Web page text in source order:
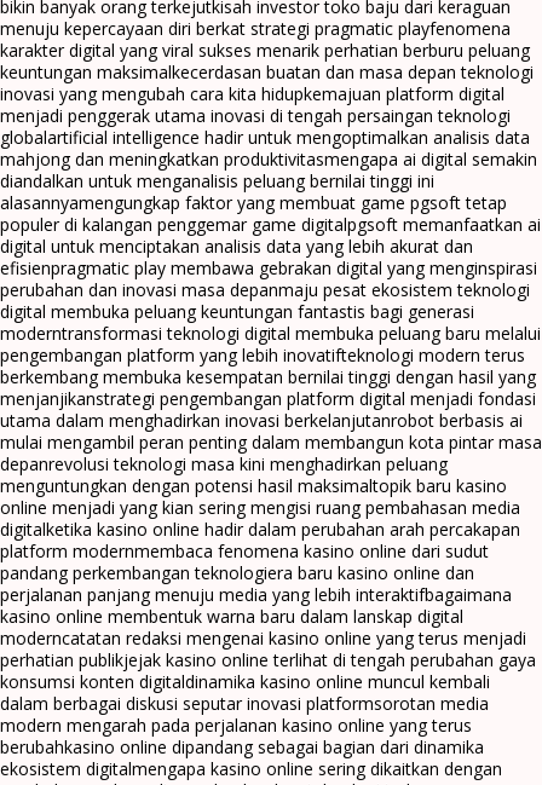
bikin banyak orang terkejutkisah investor toko baju dari keraguan
menuju kepercayaan diri berkat strategi pragmatic playfenomena
karakter digital yang viral sukses menarik perhatian berburu peluang
keuntungan maksimalkecerdasan buatan dan masa depan teknologi
inovasi yang mengubah cara kita hidupkemajuan platform digital
menjadi penggerak utama inovasi di tengah persaingan teknologi
globalartificial intelligence hadir untuk mengoptimalkan analisis data
mahjong dan meningkatkan produktivitasmengapa ai digital semakin
diandalkan untuk menganalisis peluang bernilai tinggi ini
alasannyamengungkap faktor yang membuat game pgsoft tetap
populer di kalangan penggemar game digitalpgsoft memanfaatkan ai
digital untuk menciptakan analisis data yang lebih akurat dan
efisienpragmatic play membawa gebrakan digital yang menginspirasi
perubahan dan inovasi masa depanmaju pesat ekosistem teknologi
digital membuka peluang keuntungan fantastis bagi generasi
moderntransformasi teknologi digital membuka peluang baru melalui
pengembangan platform yang lebih inovatifteknologi modern terus
berkembang membuka kesempatan bernilai tinggi dengan hasil yang
menjanjikanstrategi pengembangan platform digital menjadi fondasi
utama dalam menghadirkan inovasi berkelanjutanrobot berbasis ai
mulai mengambil peran penting dalam membangun kota pintar masa
depanrevolusi teknologi masa kini menghadirkan peluang
menguntungkan dengan potensi hasil maksimaltopik baru kasino
online menjadi yang kian sering mengisi ruang pembahasan media
digitalketika kasino online hadir dalam perubahan arah percakapan
platform modernmembaca fenomena kasino online dari sudut
pandang perkembangan teknologiera baru kasino online dan
perjalanan panjang menuju media yang lebih interaktifbagaimana
kasino online membentuk warna baru dalam lanskap digital
moderncatatan redaksi mengenai kasino online yang terus menjadi
perhatian publikjejak kasino online terlihat di tengah perubahan gaya
konsumsi konten digitaldinamika kasino online muncul kembali
dalam berbagai diskusi seputar inovasi platformsorotan media
modern mengarah pada perjalanan kasino online yang terus
berubahkasino online dipandang sebagai bagian dari dinamika
ekosistem digitalmengapa kasino online sering dikaitkan dengan